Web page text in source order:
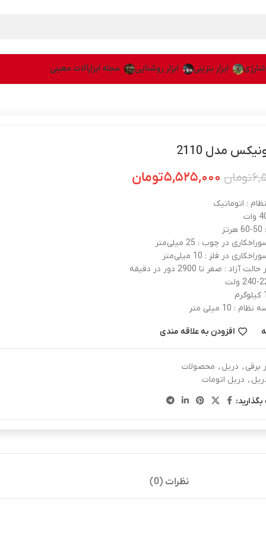
شارژی ابزار بنزینی ابزار روشنایی مجله ابزارآلات معینی
مدل 2110
تومان ۵,۵۲۵,۰۰۰تومان
: اتوماتیک
در چوب : 25 میلی‌متر
در فلز : 10 میلی‌متر
: صفر تا 2900 دور در دقیقه
: 10 میلی متر
افزودن به علاقه مندی
برقی , دریل , محصولات
, دریل اتومات
نظرات (0)